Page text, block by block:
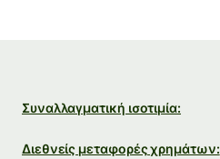
Συναλλαγματική ισοτιμία:
Διεθνείς μεταφορές χρημάτων: